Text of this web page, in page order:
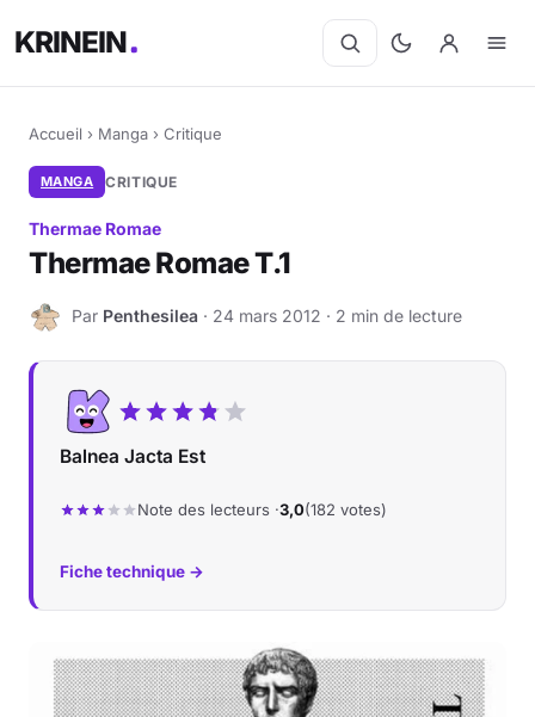
KRINEIN
Accueil › Manga › Critique
MANGA CRITIQUE
Thermae Romae
Thermae Romae T.1
P Par Penthesilea · 24 mars 2012 · 2 min de lecture
Balnea Jacta Est
Note des lecteurs ·3,0(182 votes)
Fiche technique →